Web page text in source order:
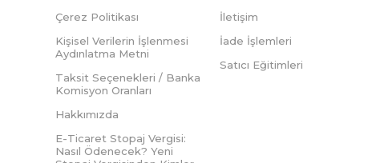
Çerez Politikası
Kişisel Verilerin İşlenmesi
Aydınlatma Metni
Taksit Seçenekleri / Banka
Komisyon Oranları
Hakkımızda
E-Ticaret Stopaj Vergisi:
Nasıl Ödenecek? Yeni
İletişim
İade İşlemleri
Satıcı Eğitimleri